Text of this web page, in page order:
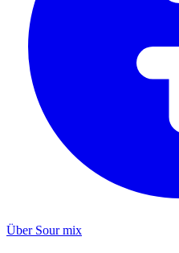
Über Sour mix